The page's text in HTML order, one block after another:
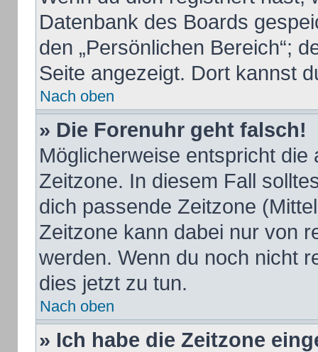
Datenbank des Boards
den „Persönlichen Bereich“;
Seite angezeigt. Dort kannst
Nach oben
» Die Forenuhr geht falsch!
Möglicherweise entspricht
Zeitzone. In diesem Fall
dich passende Zeitzone
Zeitzone kann dabei nur von
werden. Wenn du noch nicht
dies jetzt zu tun.
Nach oben
» Ich habe die Zeitzone